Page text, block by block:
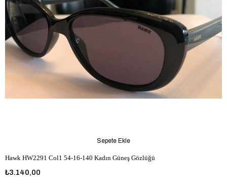
Hawk HW2291 Col1 54-16-140 Kadın Güneş Gözlüğü
₺3.140,00
Sepete Ekle